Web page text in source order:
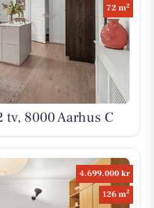
72 m2
tv, 8000 Aarhus C
4.699.000 kr
126 m2